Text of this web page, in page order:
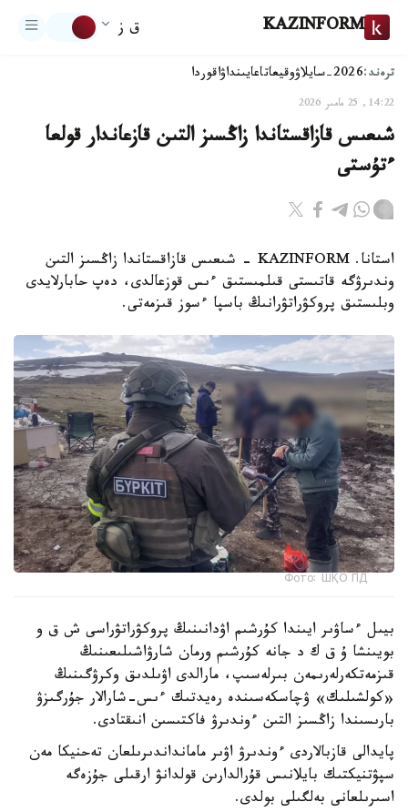
KAZINFORM ق ز
ترەند:2026-سايلاۋ وقيعاتاعايىنداۋاقوردا
14:22, 25 مامىر 2026
شىعىس قازاقستاندا زاڭسىز التىن قازعاندار قولعا
ءتۇستى
استانا. KAZINFORM - شىعىس قازاقستاندا زاڭسىز التىن
وندىرۋگە قاتىستى قىلمىستىق ءىس قوزعالدى، دەپ حابارلايدى
وبلىستىق پروكۋراتۋرانىڭ باسپا ءسوز قىزمەتى.
Фото: ШҚО ПД
بيىل ءساۋىر ايىندا كۇرشىم اۋدانىنىڭ پروكۋراتۋراسى ش ق و
بويىنشا ۇ ق ك د جانە كۇرشىم ورمان شارۋاشىلىعىنىڭ
قىزمەتكەرلەرىمەن بىرلەسىپ، مارالدى اۋىلدىق وكرۋگىنىڭ
«كولشىلىك» ۋچاسكەسىندە رەيدتىك ءىس-شارالار جۇرگىزۋ
بارىسىندا زاڭسىز التىن ءوندىرۋ فاكتىسىن انىقتادى.
پايدالى قازبالاردى ءوندىرۋ اۋىر مامانداندىرىلعان تەحنيكا مەن
سپۋتنيكتىك بايلانىس قۇرالدارىن قولدانۋ ارقىلى جۇزەگە
اسىرىلعانى بەلگىلى بولدى.